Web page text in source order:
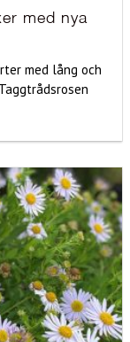
med nya
med lång och